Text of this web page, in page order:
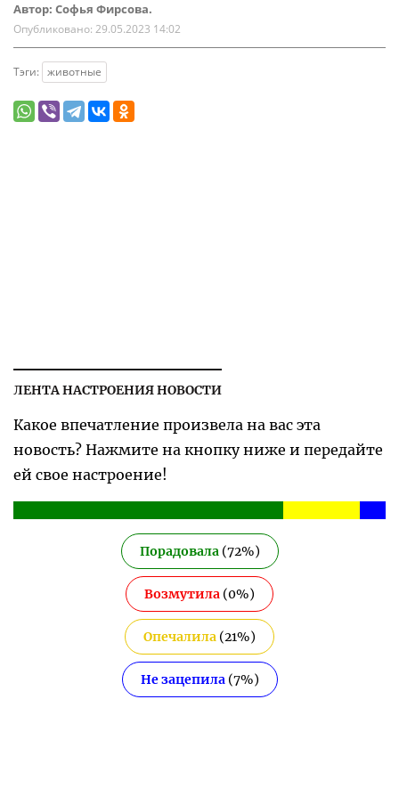
Автор: Софья Фирсова.
Опубликовано: 29.05.2023 14:02
Тэги: животные
ЛЕНТА НАСТРОЕНИЯ НОВОСТИ
Какое впечатление произвела на вас эта
новость? Нажмите на кнопку ниже и передайте
ей свое настроение!
Порадовала(72%)
Возмутила (0%)
Опечалила (21%)
Не зацепила(7%)